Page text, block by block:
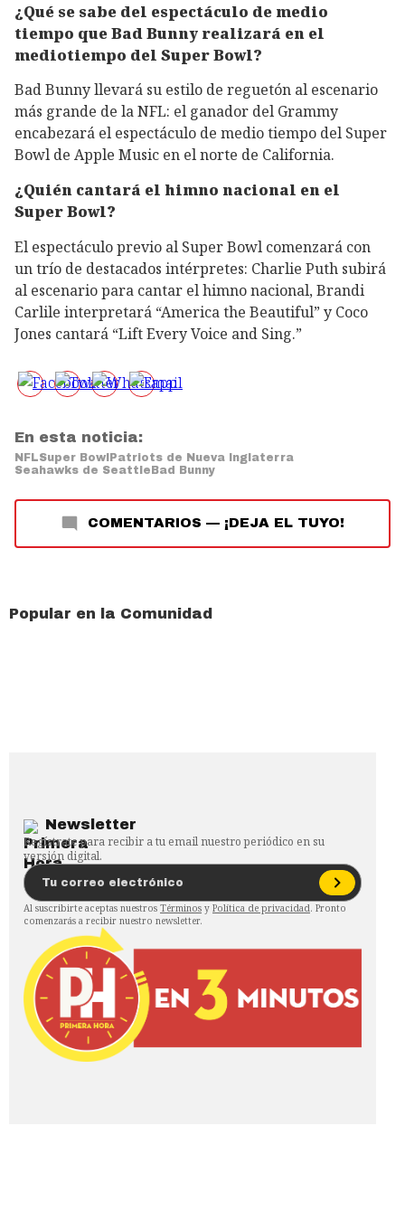
¿Qué se sabe del espectáculo de medio
tiempo que Bad Bunny realizará en el
mediotiempo del Super Bowl?
Bad Bunny llevará su estilo de reguetón al escenario
más grande de la NFL: el ganador del Grammy
encabezará el espectáculo de medio tiempo del Super
Bowl de Apple Music en el norte de California.
¿Quién cantará el himno nacional en el
Super Bowl?
El espectáculo previo al Super Bowl comenzará con
un trío de destacados intérpretes: Charlie Puth subirá
al escenario para cantar el himno nacional, Brandi
Carlile interpretará “America the Beautiful” y Coco
Jones cantará “Lift Every Voice and Sing.”
En esta noticia:
NFLSuper BowlPatriots de Nueva Inglaterra
Seahawks de SeattleBad Bunny
COMENTARIOS — ¡DEJA EL TUYO!
Popular en la Comunidad
Newsletter
Regístrate para recibir a tu email nuestro periódico en su
versión digital.
Al suscribirte aceptas nuestros Términos y Política de privacidad. Pronto
comenzarás a recibir nuestro newsletter.